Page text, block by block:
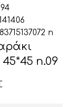
n.09